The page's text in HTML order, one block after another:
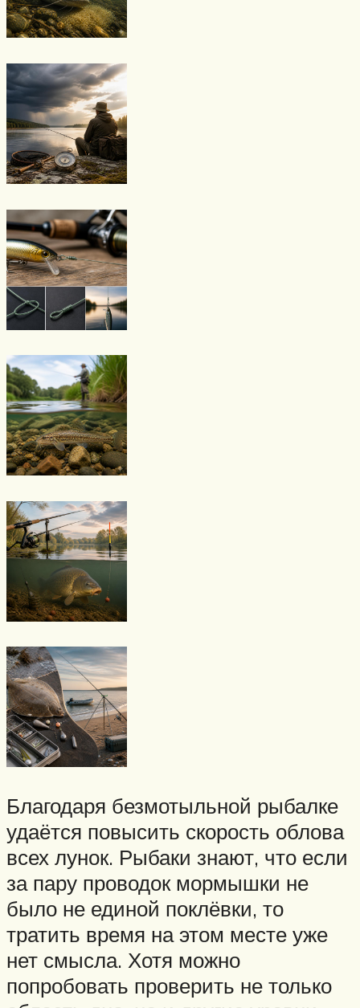
Благодаря безмотыльной рыбалке
удаётся повысить скорость облова
всех лунок. Рыбаки знают, что если
за пару проводок мормышки не
было не единой поклёвки, то
тратить время на этом месте уже
нет смысла. Хотя можно
попробовать проверить не только